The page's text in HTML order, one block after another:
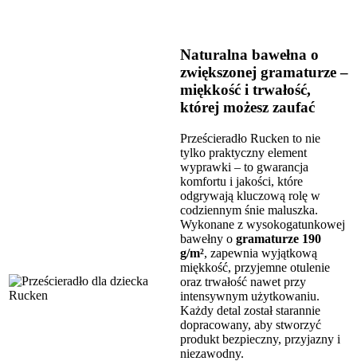
Naturalna bawełna o
zwiększonej gramaturze –
miękkość i trwałość,
której możesz zaufać
Prześcieradło Rucken to nie
tylko praktyczny element
wyprawki – to gwarancja
komfortu i jakości, które
odgrywają kluczową rolę w
codziennym śnie maluszka.
Wykonane z wysokogatunkowej
bawełny o gramaturze 190
g/m², zapewnia wyjątkową
miękkość, przyjemne otulenie
oraz trwałość nawet przy
intensywnym użytkowaniu.
Każdy detal został starannie
dopracowany, aby stworzyć
produkt bezpieczny, przyjazny i
niezawodny.